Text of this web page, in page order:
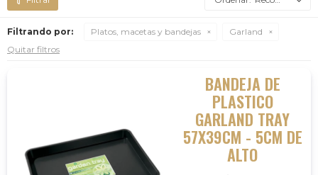
Filtrando por: Platos, macetas y bandejas
Garland
Quitar filtros
BANDEJA DE
PLASTICO
GARLAND TRAY
57X39CM - 5CM DE
ALTO